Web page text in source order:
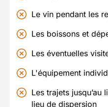
Le vin pendant les
Les boissons et
Les éventuelles
L'équipement
Les trajets jusqu’au
lieu de dispersion